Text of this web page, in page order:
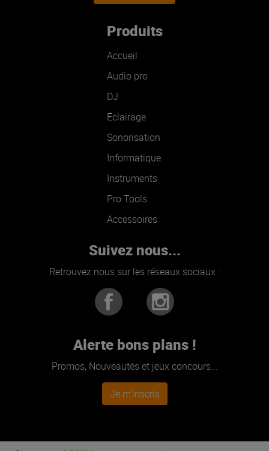
Produits
Accueil
Audio pro
DJ
Éclairage
Sonorisation
Informatique
Instruments
Pro Tools
Accessoires
Suivez nous...
Retrouvez nous sur les réseaux sociaux :
Alerte bons plans !
Promos, Nouveautés et jeux concours...
Je m'inscris